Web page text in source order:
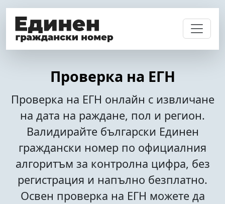
Проверка на ЕГН
Проверка на ЕГН онлайн с извличане
на дата на раждане, пол и регион.
Валидирайте български Единен
граждански номер по официалния
алгоритъм за контролна цифра, без
регистрация и напълно безплатно.
Освен проверка на ЕГН можете да